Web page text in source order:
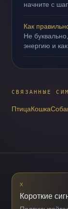
начните с
Как
Не
энергию и
СВЯЗАННЫЕ
ПтицаКошка
X
Короткие